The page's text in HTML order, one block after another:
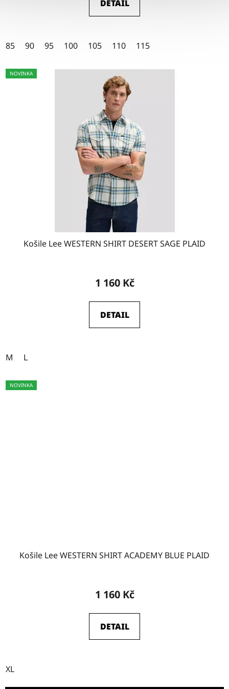
4,5
hvězdiček.
DETAIL
85 90 95 100 105 110 115
NOVINKA
Košile Lee WESTERN SHIRT DESERT SAGE PLAID
1 160 Kč
DETAIL
M L
NOVINKA
Košile Lee WESTERN SHIRT ACADEMY BLUE PLAID
1 160 Kč
DETAIL
XL